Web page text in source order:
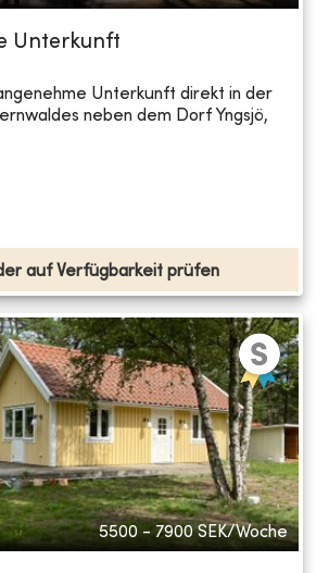
Unterkunft
Unterkunft direkt in der
neben dem Dorf Yngsjö,
auf Verfügbarkeit prüfen
5500 - 7900 SEK/Woche